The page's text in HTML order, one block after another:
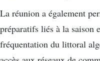
La réunion a également
préparatifs liés à la saison
fréquentation du littoral